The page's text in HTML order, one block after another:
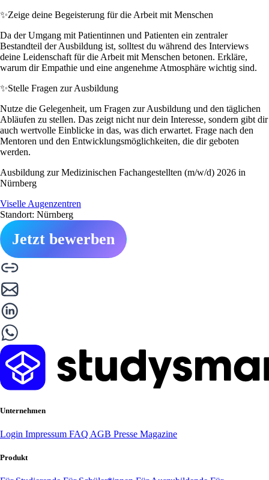
✨Zeige deine Begeisterung für die Arbeit mit Menschen
Da der Umgang mit Patientinnen und Patienten ein zentraler
Bestandteil der Ausbildung ist, solltest du während des Interviews
deine Leidenschaft für die Arbeit mit Menschen betonen. Erkläre,
warum dir Empathie und eine angenehme Atmosphäre wichtig sind.
✨Stelle Fragen zur Ausbildung
Nutze die Gelegenheit, um Fragen zur Ausbildung und den täglichen
Abläufen zu stellen. Das zeigt nicht nur dein Interesse, sondern gibt dir
auch wertvolle Einblicke in das, was dich erwartet. Frage nach den
Mentoren und den Entwicklungsmöglichkeiten, die dir geboten
werden.
Ausbildung zur Medizinischen Fachangestellten (m/w/d) 2026 in
Nürnberg
Viselle Augenzentren
Standort: Nürnberg
Jetzt bewerben
Unternehmen
Login Impressum FAQ AGB Presse Magazine
Produkt